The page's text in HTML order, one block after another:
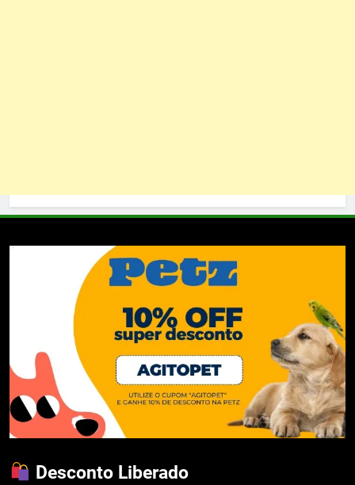
Desconto Liberado